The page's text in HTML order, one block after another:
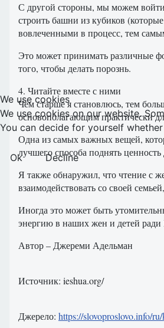
С другой стороны, мы можем
строить башни из кубиков
вовлеченными в процесс, тем
Это может принимать различные
того, чтобы делать порознь.
4. Читайте вместе с ними
Чем старше я становлюсь, тем
основополагающим практически
Одна из самых важных вещей,
лучшего способа поднять
Я также обнаружил, что чтение с
взаимодействовать со своей
Иногда это может быть
энергию в наших жен и детей ради
Автор – Джереми Адельман
Источник: ieshua.org/
Джерело: https://slovoproslovo.info/
We use cookies
We use cookies on our website.
You can decide for yourself
Ok
Decline